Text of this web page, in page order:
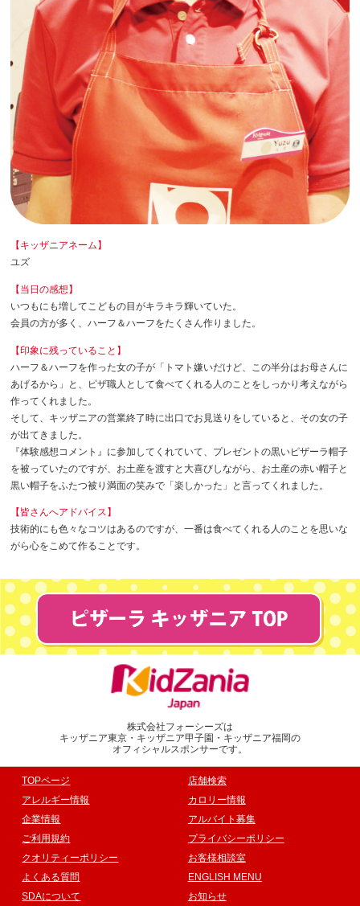
【キッザニアネーム】
ユズ
【当日の感想】
いつもにも増してこどもの目がキラキラ輝いていた。
会員の方が多く、ハーフ＆ハーフをたくさん作りました。
【印象に残っていること】
ハーフ＆ハーフを作った女の子が「トマト嫌いだけど、この半分はお母さんに
あげるから」と、ピザ職人として食べてくれる人のことをしっかり考えながら
作ってくれました。
そして、キッザニアの営業終了時に出口でお見送りをしていると、その女の子
が出てきました。
『体験感想コメント』に参加してくれていて、プレゼントの黒いピザーラ帽子
を被っていたのですが、お土産を渡すと大喜びしながら、お土産の赤い帽子と
黒い帽子をふたつ被り満面の笑みで「楽しかった」と言ってくれました。
【皆さんへアドバイス】
技術的にも色々なコツはあるのですが、一番は食べてくれる人のことを思いな
がら心をこめて作ることです。
株式会社フォーシーズは
キッザニア東京・キッザニア甲子園・キッザニア福岡の
オフィシャルスポンサーです。
TOPページ
店舗検索
アレルギー情報
カロリー情報
企業情報
アルバイト募集
ご利用規約
プライバシーポリシー
クオリティーポリシー
お客様相談室
よくある質問
ENGLISH MENU
SDAについて
お知らせ